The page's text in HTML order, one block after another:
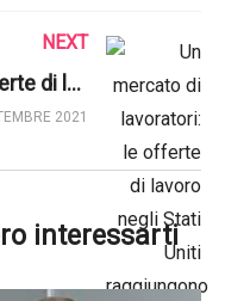
NEXT
Un mercato di lavoratori: le offerte di lavoro negli Stati Uniti raggiungono i massimi storici | Russell Investments
2021
interessarti